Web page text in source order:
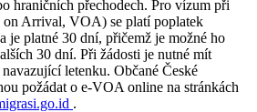
hraničních přechodech. Pro vízum při
on Arrival, VOA) se platí poplatek
je platné 30 dní, přičemž je možné ho
30 dní. Při žádosti je nutné mít
letenku. Občané České
požádat o e-VOA online na stránkách
.